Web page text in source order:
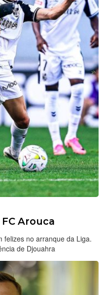
Arouca
felizes no arranque da Liga.
de Djouahra